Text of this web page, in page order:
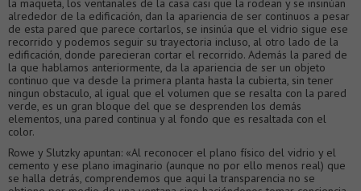
la maqueta, los ventanales de la casa casi que la rodean y se insinúan
alrededor de la edificación, dan la apariencia de ser continuos a pesar
de esta pared que parece cortarlos, se insinúa que el vidrio sigue ese
recorrido y podemos seguir su trayectoria incluso, al otro lado de la
edificación, donde parecieran cortar el recorrido. Además la pared de
la que hablamos anteriormente, da la apariencia de ser un objeto
continuo que va desde la primera planta hasta la cubierta, sin tener
ningun obstaculo, al igual que el volumen que se resalta con la pared
verde, es un gran bloque del que se desprenden los demás
elementos, una pared continua y al fondo que es resaltada con el
color.
Rowe y Slutzky apuntan: «Al reconocer el plano físico del vidrio y el
cemento y ese plano imaginario (aunque no por ello menos real) que
se halla detrás, comprendemos que aqui la transparencia no se